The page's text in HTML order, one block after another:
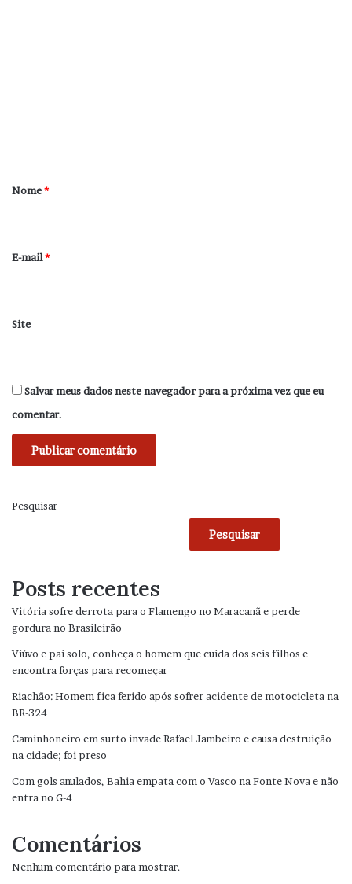
r
*
Nome*
E-mail*
Site
Salvar meus dados neste navegador para a próxima vez que eu
comentar.
Pesquisar
Pesquisar
Posts recentes
Vitória sofre derrota para o Flamengo no Maracanã e perde
gordura no Brasileirão
Viúvo e pai solo, conheça o homem que cuida dos seis filhos e
encontra forças para recomeçar
Riachão: Homem fica ferido após sofrer acidente de motocicleta na
BR-324
Caminhoneiro em surto invade Rafael Jambeiro e causa destruição
na cidade; foi preso
Com gols anulados, Bahia empata com o Vasco na Fonte Nova e não
entra no G-4
Comentários
Nenhum comentário para mostrar.